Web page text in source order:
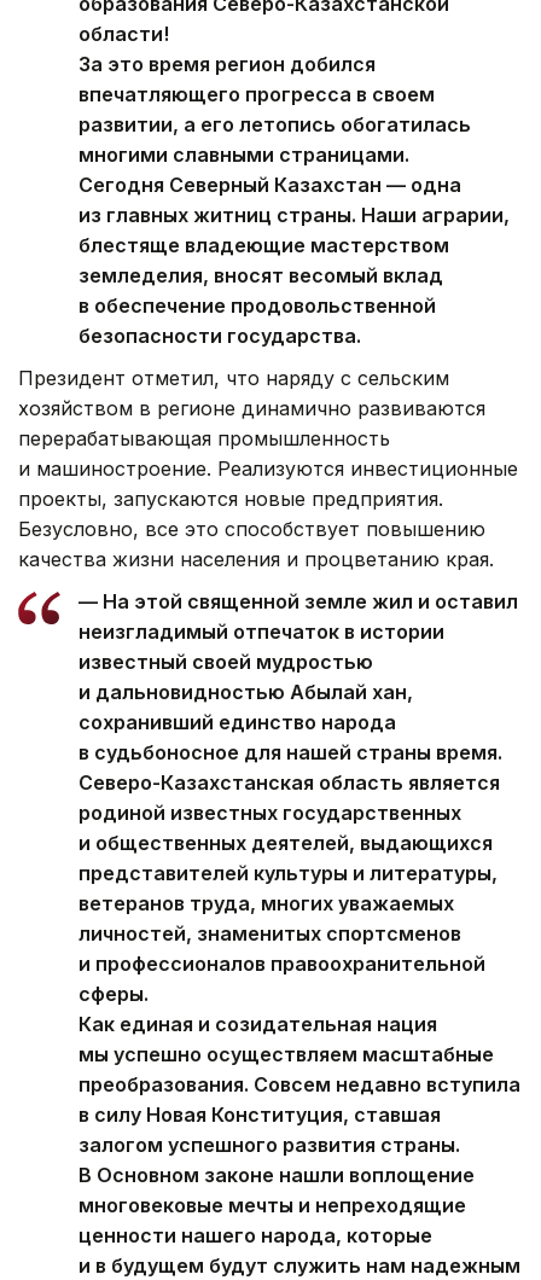
области!
За это время регион добился
впечатляющего прогресса в своем
развитии, а его летопись обогатилась
многими славными страницами.
Сегодня Северный Казахстан — одна
из главных житниц страны. Наши аграрии,
блестяще владеющие мастерством
земледелия, вносят весомый вклад
в обеспечение продовольственной
безопасности государства.
Президент отметил, что наряду с сельским
хозяйством в регионе динамично развиваются
перерабатывающая промышленность
и машиностроение. Реализуются инвестиционные
проекты, запускаются новые предприятия.
Безусловно, все это способствует повышению
качества жизни населения и процветанию края.
— На этой священной земле жил и оставил
неизгладимый отпечаток в истории
известный своей мудростью
и дальновидностью Абылай хан,
сохранивший единство народа
в судьбоносное для нашей страны время.
Северо-Казахстанская область является
родиной известных государственных
и общественных деятелей, выдающихся
представителей культуры и литературы,
ветеранов труда, многих уважаемых
личностей, знаменитых спортсменов
и профессионалов правоохранительной
сферы.
Как единая и созидательная нация
мы успешно осуществляем масштабные
преобразования. Совсем недавно вступила
в силу Новая Конституция, ставшая
залогом успешного развития страны.
В Основном законе нашли воплощение
многовековые мечты и непреходящие
ценности нашего народа, которые
и в будущем будут служить нам надежным